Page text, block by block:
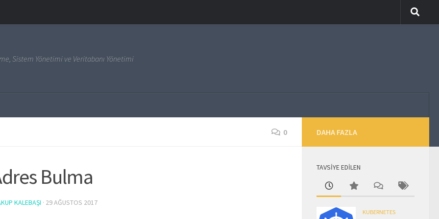
Sistem Yönetimi ve Veritabanı Yönetimi
0
Bulma
KALEBAŞI · 29 AĞUSTOS 2017
DAHA FAZLA
TAVSİYE EDİLEN
KUBERNETES